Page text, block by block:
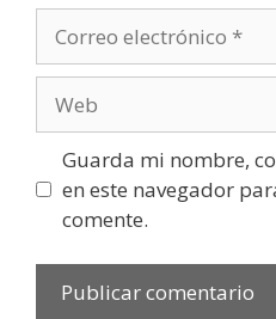
electrónico
Guarda mi nombre,
en este navegador
comente.